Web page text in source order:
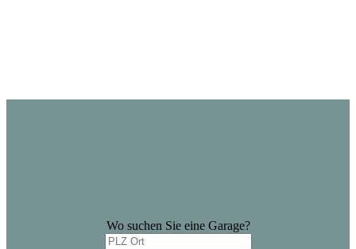
Wo suchen Sie eine Garage?